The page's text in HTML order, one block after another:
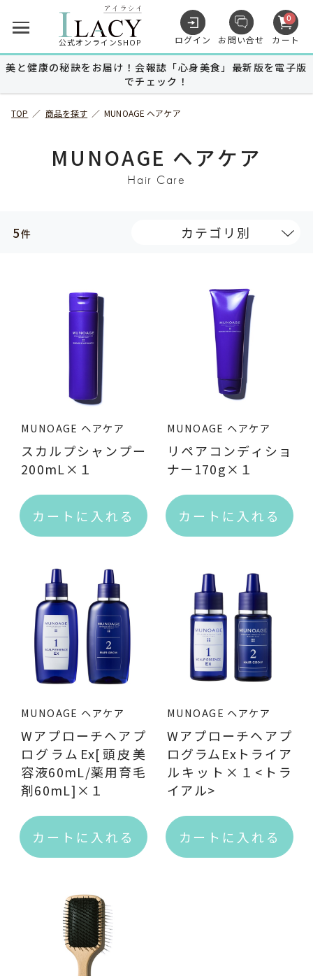
キャンペーン
商品を探す
Advanced Medical Care
THE KAHALA Bath Amenities
ザ・カハラ バスアメニティ
est're
提携ブランド
スイス・パーフェクション
Noage
皮膚科・形成外科・美容医療
ブランド一覧
商品一覧（カテゴリ別）
スキンケア
ヘアケア
サンノット(UVケア)
サプリメント
至福のグルメ
公式オンラインSHOP ログイン お問い合せ
0
カート
美と健康の秘訣をお届け！会報誌「心身美食」最新版を電子版
でチェック！
TOP ／ 商品を探す ／ MUNOAGE ヘアケア
MUNOAGE ヘアケア
Hair Care
5件 カテゴリ別
MUNOAGE ヘアケア
スカルプシャンプー
200mL×１
カートに入れる
MUNOAGE ヘアケア
リペアコンディショ
ナー170g×１
カートに入れる
MUNOAGE ヘアケア
Wアプローチヘアプ
ログラムEx[頭皮美
容液60mL/薬用育毛
剤60mL]×１
カートに入れる
MUNOAGE ヘアケア
Wアプローチヘアプ
ログラムExトライア
ルキット×１<トラ
イアル>
カートに入れる